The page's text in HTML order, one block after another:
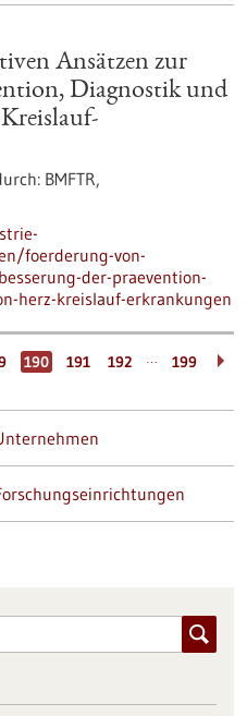
Ansätzen zur
Diagnostik und
BMFTR,
foerderung-von-
der-praevention-
herz-kreislauf-erkrankungen
190 191 192 … 199